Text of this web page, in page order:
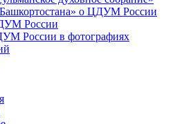
о ЦДУМ России
России
России в фотографиях